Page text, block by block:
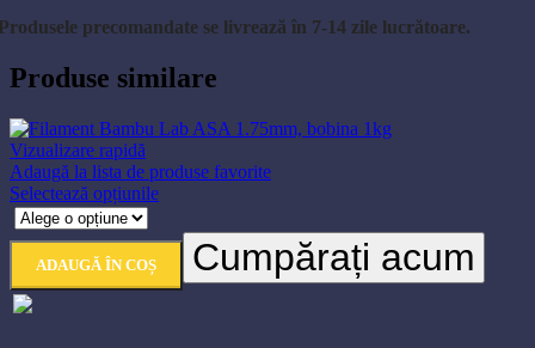
precomandate se livrează în 7-14 zile lucrătoare.
Produse similare
Vizualizare rapidă
Adaugă la lista de produse favorite
Selectează opțiunileAcest
multe
ADAUGĂ ÎN COȘ Cumpărați acum